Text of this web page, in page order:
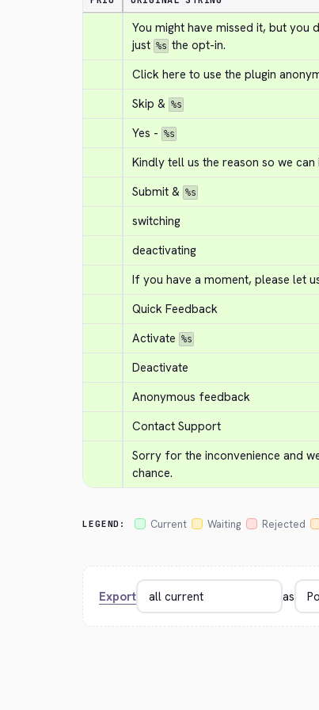
You might have missed it, but you
just %s the opt-in.
Click here to use the plugin
Skip & %s
Yes - %s
Kindly tell us the reason so we can
Submit & %s
switching
deactivating
If you have a moment, please let
Quick Feedback
Activate %s
Deactivate
Anonymous feedback
Contact Support
Sorry for the inconvenience and
chance.
LEGEND: Current Waiting Rejected
Export as